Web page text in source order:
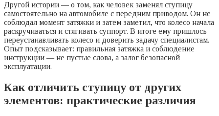
Другой истории — о том, как человек заменял ступицу
самостоятельно на автомобиле с передним приводом. Он не
соблюдал момент затяжки и затем заметил, что колесо начала
раскручиваться и стягивать суппорт. В итоге ему пришлось
переустанавливать колесо и доверить задачу специалистам.
Опыт подсказывает: правильная затяжка и соблюдение
инструкции — не пустые слова, а залог безопасной
эксплуатации.
Как отличить ступицу от других
элементов: практические различия